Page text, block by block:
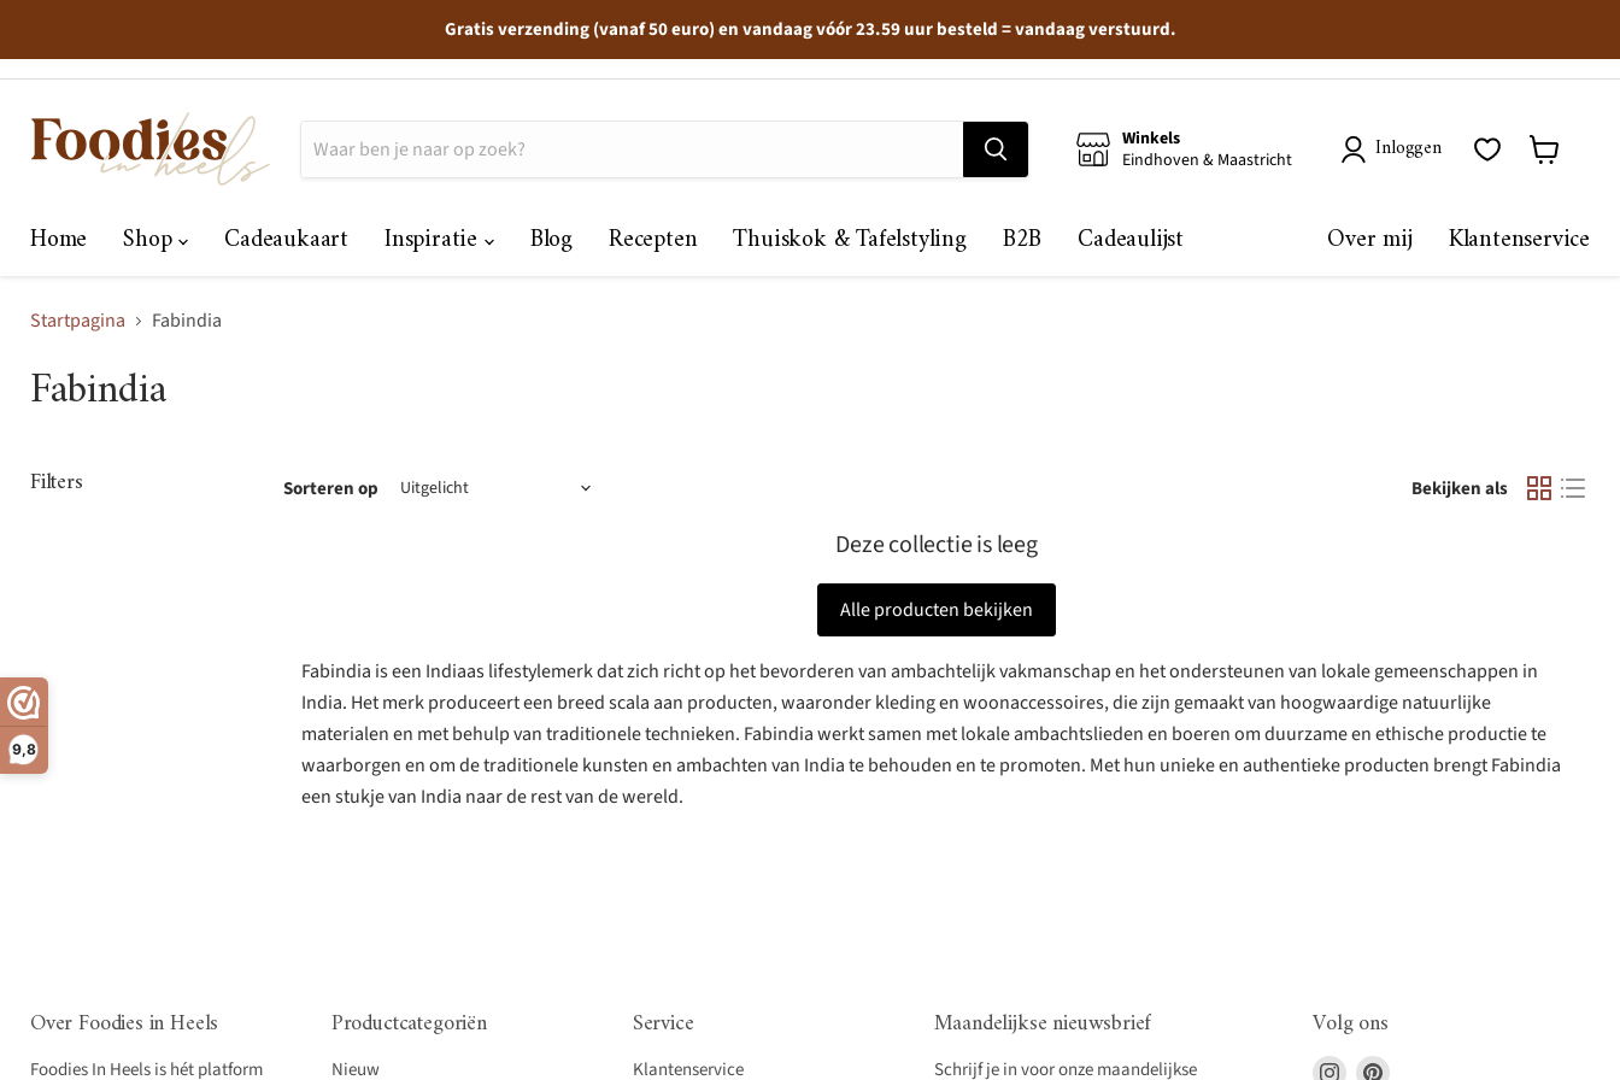
9,8
Gratis verzending (vanaf 50 euro) en vandaag vóór 23.59 uur besteld = vandaag verstuurd.
Winkels
Eindhoven & Maastricht
Inloggen
Home Shop Cadeaukaart Inspiratie Blog Recepten Thuiskok & Tafelstyling B2B Cadeaulijst Over mij Klantenservice
Startpagina Fabindia
Fabindia
Filters Sorteren op Bekijken als
Deze collectie is leeg
Alle producten bekijken
Fabindia is een Indiaas lifestylemerk dat zich richt op het bevorderen van ambachtelijk vakmanschap en het ondersteunen van lokale gemeenschappen in
India. Het merk produceert een breed scala aan producten, waaronder kleding en woonaccessoires, die zijn gemaakt van hoogwaardige natuurlijke
materialen en met behulp van traditionele technieken. Fabindia werkt samen met lokale ambachtslieden en boeren om duurzame en ethische productie te
waarborgen en om de traditionele kunsten en ambachten van India te behouden en te promoten. Met hun unieke en authentieke producten brengt Fabindia
een stukje van India naar de rest van de wereld.
Over Foodies in Heels
Foodies In Heels is hét platform
Productcategoriën
Nieuw
Service
Klantenservice
Maandelijkse nieuwsbrief
Schrijf je in voor onze maandelijkse
Volg ons
Vind Vind